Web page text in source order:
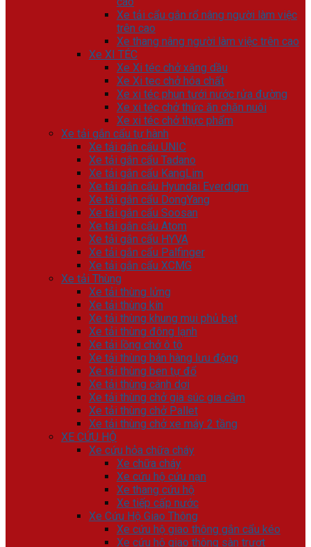
Xe tải cẩu gắn rổ nâng người làm việc
trên cao
Xe thang nâng người làm việc trên cao
Xe XI TÉC
Xe Xi téc chở xăng dầu
Xe Xi tec chở hóa chất
Xe xi téc phun tưới nước rửa đường
Xe xi téc chở thức ăn chăn nuôi
Xe xi téc chở thực phẩm
Xe tải gắn cẩu tự hành
Xe tải gắn cẩu UNIC
Xe tải gắn cẩu Tadano
Xe tải gắn cẩu KangLim
Xe tải gắn cẩu Hyundai Everdigm
Xe tải gắn cẩu DongYang
Xe tải gắn cẩu Soosan
Xe tải gắn cẩu Atom
Xe tải gắn cẩu HYVA
Xe tải gắn cẩu Palfinger
Xe tải gắn cẩu XCMG
Xe tải Thùng
Xe tải thùng lửng
Xe tải thùng kín
Xe tải thùng khung mui phủ bạt
Xe tải thùng đông lạnh
Xe tải lồng chở ô tô
Xe tải thùng bán hàng lưu động
Xe tải thùng ben tự đổ
Xe tải thùng cánh dơi
Xe tải thùng chở gia súc gia cầm
Xe tải thùng chở Pallet
Xe tải thùng chở xe máy 2 tầng
XE CỨU HỘ
Xe cứu hỏa chữa cháy
Xe chữa cháy
Xe cứu hộ cứu nạn
Xe thang cứu hộ
Xe tiếp cấp nước
Xe Cứu Hộ Giao Thông
Xe cứu hộ giao thông gắn cẩu kéo
Xe cứu hộ giao thông sàn trượt